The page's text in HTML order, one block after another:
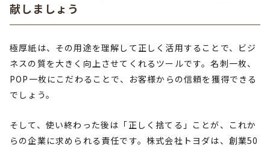
献しましょう
極厚紙は、その用途を理解して正しく活用することで、ビジ
ネスの質を大きく向上させてくれるツールです。名刺一枚、
POP一枚にこだわることで、お客様からの信頼を獲得できる
でしょう。
そして、使い終わった後は「正しく捨てる」ことが、これか
らの企業に求められる責任です。株式会社トヨダは、創業50